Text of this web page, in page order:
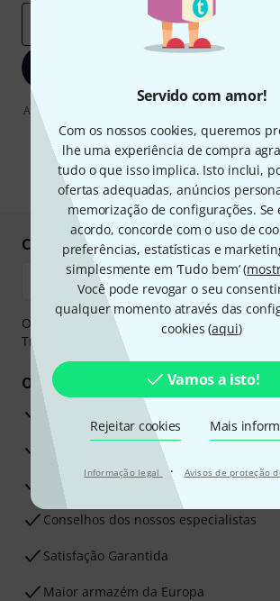
Servido com amor!
Com os nossos cookies, queremos
lhe uma experiência de compra
tudo o que isso implica. Isto inclui,
ofertas adequadas, anúncios
memorização de configurações. Se
acordo, concorde com o uso de
preferências, estatísticas e
simplesmente em ‘Tudo bem’ (
Você pode revogar o seu
qualquer momento através das
cookies (aqui)
Vamos a isto!
Rejeitar cookies Mais
Informação legal · Avisos de proteção
Endereço de e-mail*
Ao clicar em "Inscreva-se agora", concordo em
e-mail. Posso cancelar a assinatura a qualquer
encontrar mais informações sobre a newsletter
proteção de dados.
* Requeridos
Compre e pague em segurança
O pagamento pode ser feito de forma
Transferência bancária, PayPal ou Cartão
Os seus benefícios
Garantia Thomann de 3 anos
30 dias de garantia de dinheiro de volta
Assistência de Reparação
Conselhos dos nossos especialistas
Satisfação Garantida
Maior armazém da Europa